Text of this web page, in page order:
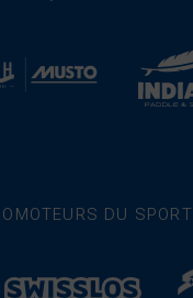
DU SPORT